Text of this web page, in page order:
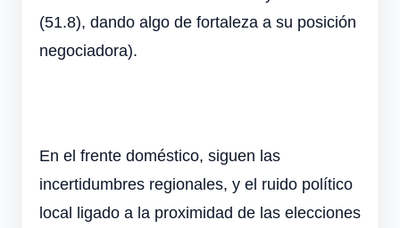
(51.8), dando algo de fortaleza a su posición
negociadora).
En el frente doméstico, siguen las
incertidumbres regionales, y el ruido político
local ligado a la proximidad de las elecciones